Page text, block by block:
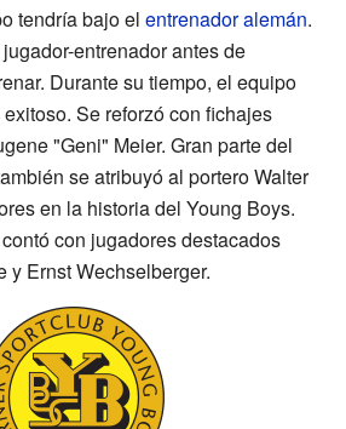
tendría bajo el entrenadoralemán.
entrenador antes de
Durante su tiempo, el equipo
Se reforzó con fichajes
"Geni" Meier. Gran parte del
se atribuyó al portero Walter
en la historia del Young Boys.
con jugadores destacados
y Ernst Wechselberger.